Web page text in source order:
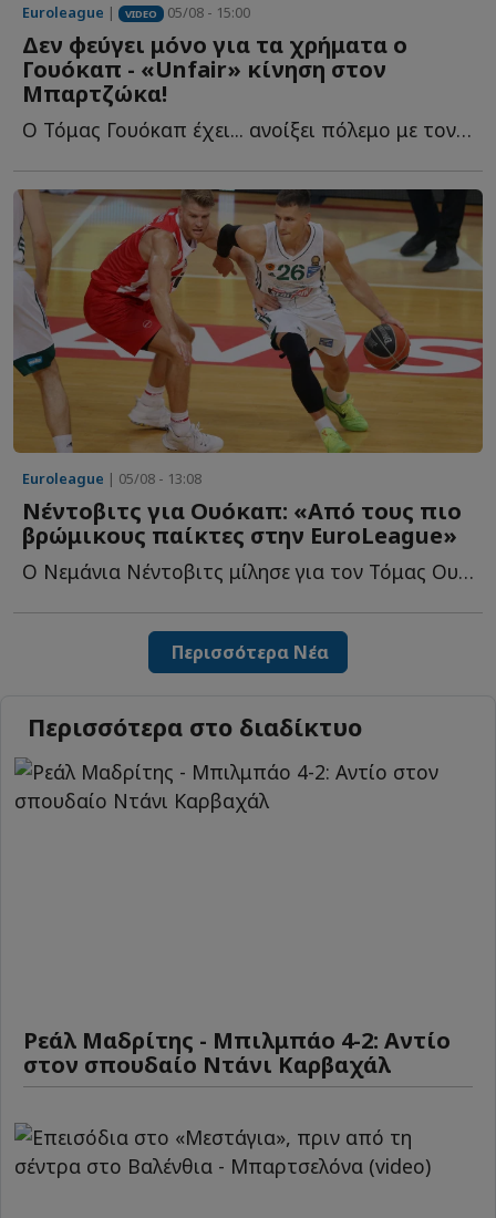
Euroleague | VIDEO 05/08 - 15:00
Δεν φεύγει μόνο για τα χρήματα ο
Γουόκαπ - «Unfair» κίνηση στον
Μπαρτζώκα!
Ο Τόμας Γουόκαπ έχει... ανοίξει πόλεμο με τον Ολυμπιακό κ...
Euroleague | 05/08 - 13:08
Νέντοβιτς για Ουόκαπ: «Aπό τους πιο
βρώμικους παίκτες στην EuroLeague»
Ο Νεμάνια Νέντοβιτς μίλησε για τον Τόμας Ουόκαπ και θ...
Περισσότερα Νέα
Περισσότερα στο διαδίκτυο
Ρεάλ Μαδρίτης - Μπιλμπάο 4-2: Αντίο
στον σπουδαίο Ντάνι Καρβαχάλ